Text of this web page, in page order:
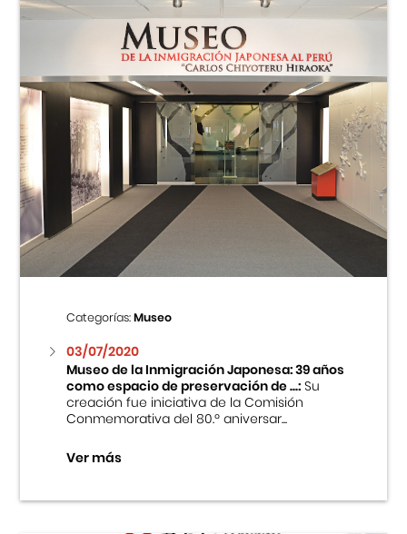
Categorías:Museo
03/07/2020
Museo de la Inmigración Japonesa: 39 años
como espacio de preservación de ...:Su
creación fue iniciativa de la Comisión
Conmemorativa del 80.º aniversar...
Ver más